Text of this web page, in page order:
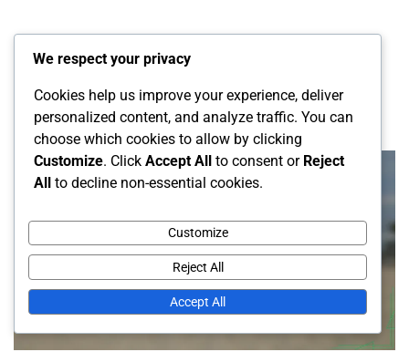
El juego de voleibol de playa está regido por regulaciones
específicas que dictan el movimiento, la posición y la
rotación de los jugadores para garantizar […]
We respect your privacy
Cookies help us improve your experience, deliver
personalized content, and analyze traffic. You can
choose which cookies to allow by clicking
Customize. Click Accept All to consent or Reject
All to decline non-essential cookies.
Customize
Reject All
Accept All